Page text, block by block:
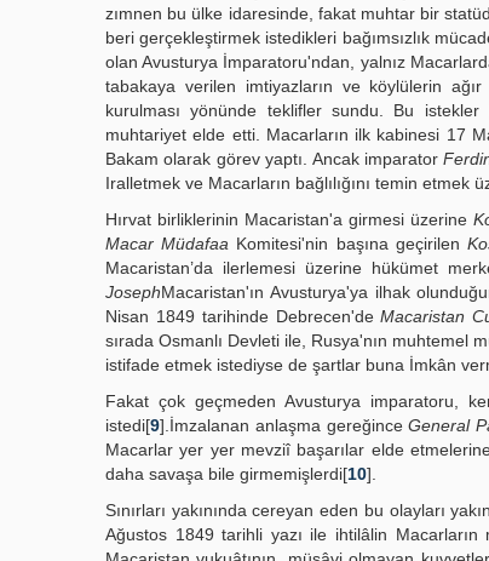
zımnen bu ülke idaresinde, fakat muhtar bir
beri gerçekleştirmek istedikleri bağımsızlık
olan Avusturya İmparatoru'ndan, yalnız
tabakaya verilen imtiyazların ve köylülerin
kurulması yönünde teklifler sundu. Bu
muhtariyet elde etti. Macarların ilk kabinesi 17
Bakam olarak görev yaptı. Ancak imparator
Iralletmek ve Macarların bağlılığını temin etmek
Hırvat birliklerinin Macaristan'a girmesi üzerine
Macar Müdafaa Komitesi'nin başına geçirilen
Macaristan’da ilerlemesi üzerine hükümet
JosephMacaristan'ın Avusturya'ya ilhak
Nisan 1849 tarihinde Debrecen'deMacaristan
sırada Osmanlı Devleti ile, Rusya'nın muhtemel
istifade etmek istediyse de şartlar buna İmkân
Fakat çok geçmeden Avusturya imparatoru,
istedi[9].İmzalanan anlaşma gereğinceGeneral
Macarlar yer yer mevziî başarılar elde
daha savaşa bile girmemişlerdi[10].
Sınırları yakınında cereyan eden bu olayları
Ağustos 1849 tarihli yazı ile ihtilâlin